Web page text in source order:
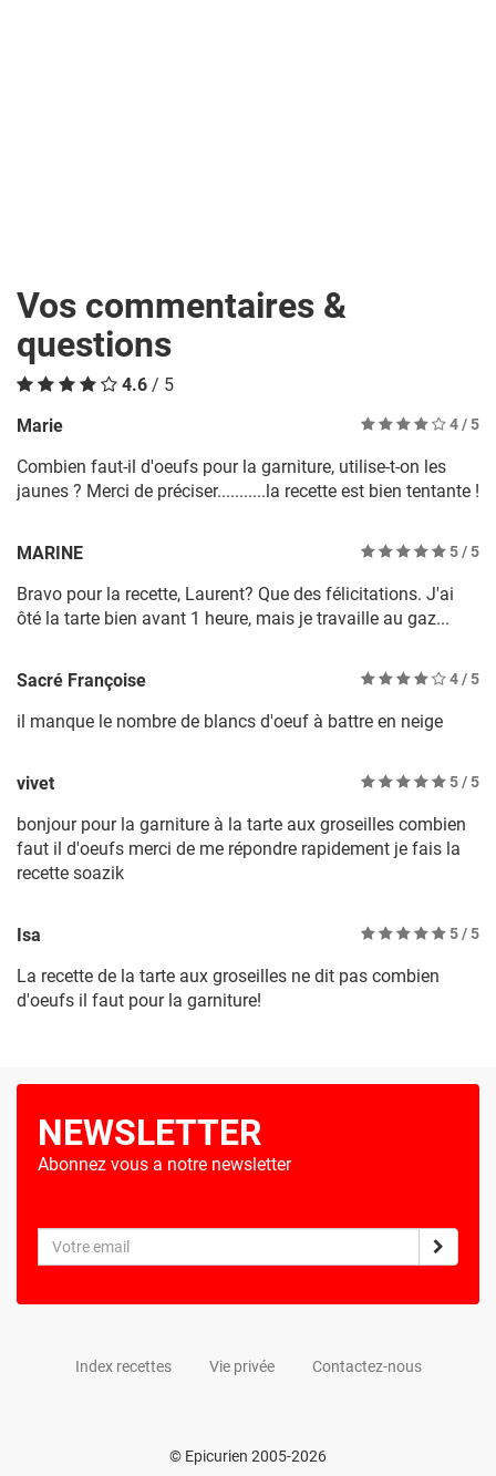
Vos commentaires &
questions
4.6 / 5
Marie
4/ 5
Combien faut-il d'oeufs pour la garniture, utilise-t-on les
jaunes ? Merci de préciser...........la recette est bien tentante !
MARINE 5/ 5
Bravo pour la recette, Laurent? Que des félicitations. J'ai
ôté la tarte bien avant 1 heure, mais je travaille au gaz...
Sacré Françoise 4/ 5
il manque le nombre de blancs d'oeuf à battre en neige
vivet 5/ 5
bonjour pour la garniture à la tarte aux groseilles combien
faut il d'oeufs merci de me répondre rapidement je fais la
recette soazik
Isa 5/ 5
La recette de la tarte aux groseilles ne dit pas combien
d'oeufs il faut pour la garniture!
NEWSLETTER
Abonnez vous a notre newsletter
Index recettes Vie privée Contactez-nous
© Epicurien 2005-2026